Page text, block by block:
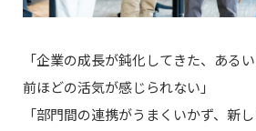
「企業の成長が鈍化してきた、ある
前ほどの活気が感じられない」
「部門間の連携がうまくいかず、新